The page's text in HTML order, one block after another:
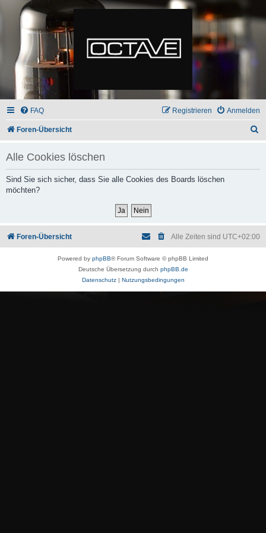
FAQ Anmelden
Registrieren
Foren-Übersicht
Alle Cookies löschen
Sind Sie sich sicher, dass Sie alle Cookies des Boards löschen
möchten?
Foren-Übersicht Alle Zeiten sind UTC+02:00
Powered by phpBB® Forum Software © phpBB Limited
Deutsche Übersetzung durch phpBB.de
Datenschutz| Nutzungsbedingungen